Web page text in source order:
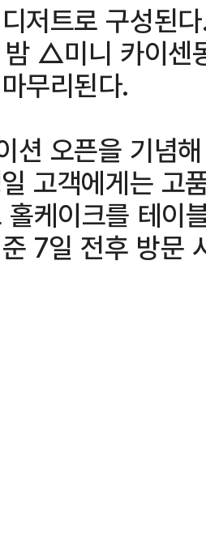
저트로 구성된
△미니 카이센
무리된다.
션 오픈을 기념
고객에게는 고
케이크를 테이
7일 전후 방문